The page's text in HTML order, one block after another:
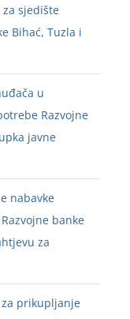
za sjedište
Bihać, Tuzla i
u
Razvojne
javne
nabavke
banke
za
za prikupljanje